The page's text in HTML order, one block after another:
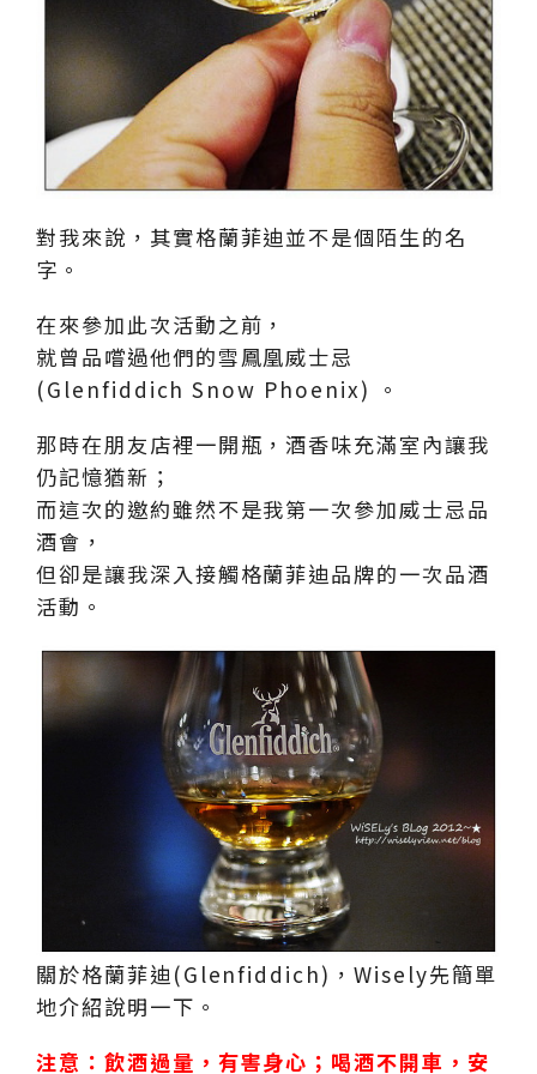
對我來說，其實格蘭菲迪並不是個陌生的名
字。
在來參加此次活動之前，
就曾品嚐過他們的雪鳳凰威士忌
(Glenfiddich Snow Phoenix) 。
那時在朋友店裡一開瓶，酒香味充滿室內讓我
仍記憶猶新；
而這次的邀約雖然不是我第一次參加威士忌品
酒會，
但卻是讓我深入接觸格蘭菲迪品牌的一次品酒
活動。
關於格蘭菲迪(Glenfiddich)，Wisely先簡單
地介紹說明一下。
注意：飲酒過量，有害身心；喝酒不開車，安